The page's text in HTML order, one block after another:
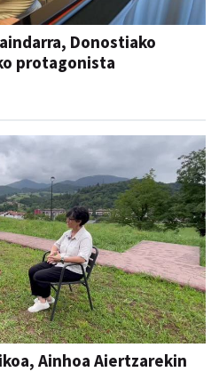
Donostiako
protagonista
Ainhoa Aiertzarekin